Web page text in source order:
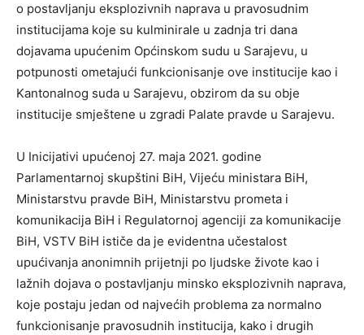
o postavljanju eksplozivnih naprava u pravosudnim
institucijama koje su kulminirale u zadnja tri dana
dojavama upućenim Općinskom sudu u Sarajevu, u
potpunosti ometajući funkcionisanje ove institucije kao i
Kantonalnog suda u Sarajevu, obzirom da su obje
institucije smještene u zgradi Palate pravde u Sarajevu.
U Inicijativi upućenoj 27. maja 2021. godine
Parlamentarnoj skupštini BiH, Vijeću ministara BiH,
Ministarstvu pravde BiH, Ministarstvu prometa i
komunikacija BiH i Regulatornoj agenciji za komunikacije
BiH, VSTV BiH ističe da je evidentna učestalost
upućivanja anonimnih prijetnji po ljudske živote kao i
lažnih dojava o postavljanju minsko eksplozivnih naprava,
koje postaju jedan od najvećih problema za normalno
funkcionisanje pravosudnih institucija, kako i drugih